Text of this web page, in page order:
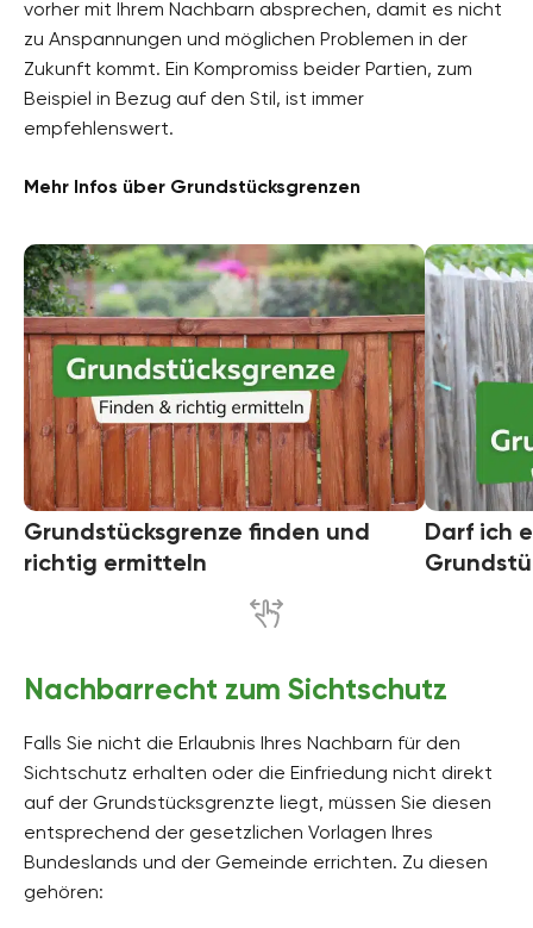
vorher mit Ihrem Nachbarn absprechen, damit es nicht
zu Anspannungen und möglichen Problemen in der
Zukunft kommt. Ein Kompromiss beider Partien, zum
Beispiel in Bezug auf den Stil, ist immer
empfehlenswert.
Mehr Infos über Grundstücksgrenzen
Grundstücksgrenze finden und
richtig ermitteln
Darf ich
Nachbarrecht zum Sichtschutz
Falls Sie nicht die Erlaubnis Ihres Nachbarn für den
Sichtschutz erhalten oder die Einfriedung nicht direkt
auf der Grundstücksgrenzte liegt, müssen Sie diesen
entsprechend der gesetzlichen Vorlagen Ihres
Bundeslands und der Gemeinde errichten. Zu diesen
gehören: